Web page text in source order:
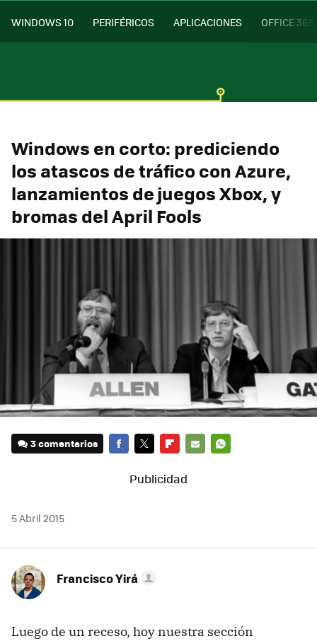
WINDOWS 10 PERIFÉRICOS APLICACIONES OFFICE 365
Windows en corto: prediciendo
los atascos de tráfico con Azure,
lanzamientos de juegos Xbox, y
bromas del April Fools
3 comentarios
MAIL
5 Abril 2015
Francisco Yirá
Luego de un receso, hoy nuestra sección